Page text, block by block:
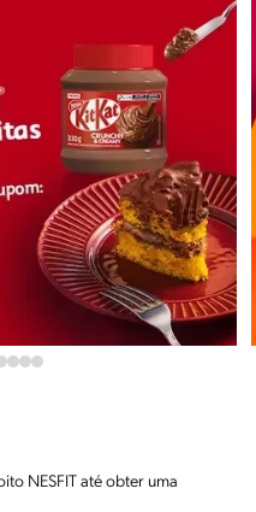
NESFIT até obter uma